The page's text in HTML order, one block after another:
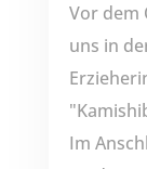
Vor dem
uns in
Im